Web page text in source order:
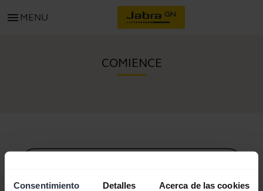
Consentimiento Detalles Acerca de las cookies
menu MENU
COMIENCE